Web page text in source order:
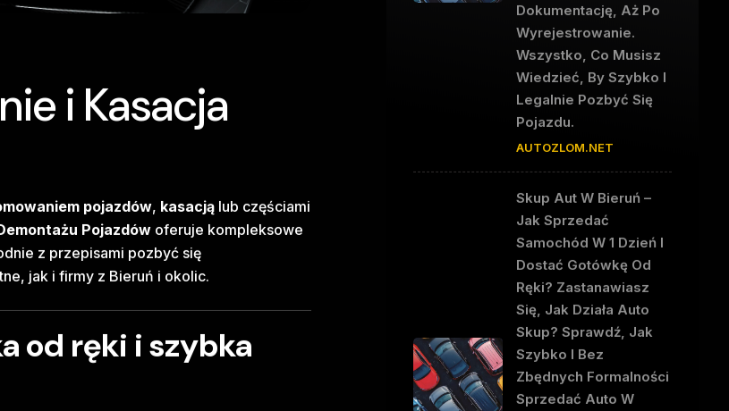
i Kasacja
pojazdów, kasacją lub częściami
Pojazdów oferuje kompleksowe
z przepisami pozbyć się
jak i firmy z Bieruń i okolic.
od ręki i szybka
Dokumentację, Aż Po
Wyrejestrowanie.
Wszystko, Co Musisz
Wiedzieć, By Szybko I
Legalnie Pozbyć Się
Pojazdu.
AUTOZLOM.NET
Skup Aut W Bieruń –
Jak Sprzedać
Samochód W 1 Dzień I
Dostać Gotówkę Od
Ręki? Zastanawiasz
Się, Jak Działa Auto
Skup? Sprawdź, Jak
Szybko I Bez
Zbędnych Formalności
Sprzedać Auto W